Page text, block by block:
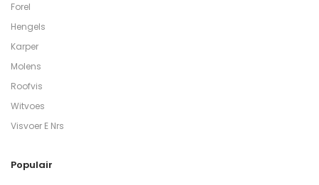
Forel
Hengels
Karper
Molens
Roofvis
Witvoes
Visvoer E Nrs
Populair